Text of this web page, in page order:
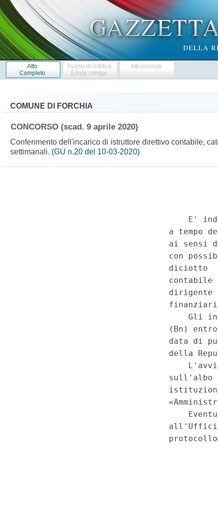
Atto
Completo
Avviso di rettifica
Errata corrige
Atti correlati
COMUNE DI FORCHIA
CONCORSO (scad. 9 aprile 2020)
Conferimento dell'incarico di istruttore direttivo contabile,
settimanali. (GU n.20 del 10-03-2020)